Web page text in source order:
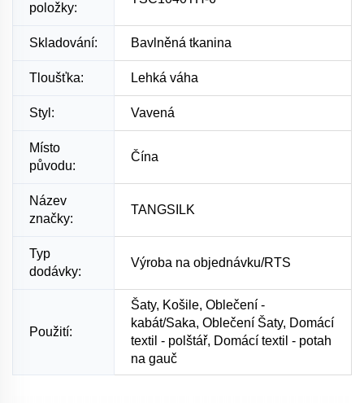
položky:
Skladování: Bavlněná tkanina
Tloušťka: Lehká váha
Styl: Vavená
Místo
původu:
Čína
Název
značky:
TANGSILK
Typ
dodávky:
Výroba na objednávku/RTS
Použití:
Šaty, Košile, Oblečení -
kabát/Saka, Oblečení Šaty, Domácí
textil - polštář, Domácí textil - potah
na gauč